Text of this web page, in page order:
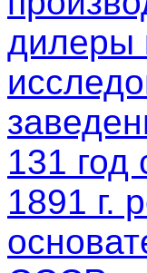
дилеры
131
1891 г.